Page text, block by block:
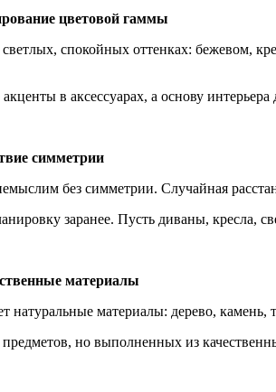
цветовой гаммы
светлых, спокойных оттенках: бежевом,
акценты в аксессуарах, а основу
симметрии
без симметрии. Случайная
заранее. Пусть диваны, кресла,
материалы
натуральные материалы: дерево, камень,
но выполненных из